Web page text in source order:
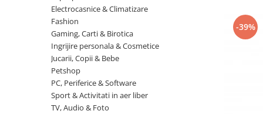
Curatenie si intretinere
Decoratiuni
Hobby-uri creative
Iluminat & Electrice
Kit-uri automatizari porti si usi
Electrocasnice & Climatizare
Fashion
Gaming, Carti & Birotica
Ingrijire personala & Cosmetice
Jucarii, Copii & Bebe
Petshop
PC, Periferice & Software
Sport & Activitati in aer liber
TV, Audio & Foto
-39%